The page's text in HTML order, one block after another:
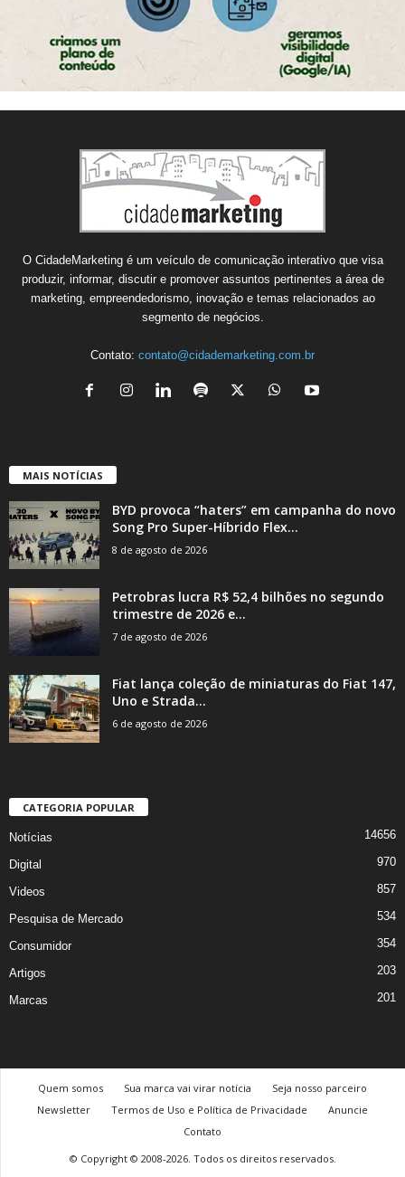
O CidadeMarketing é um veículo de comunicação interativo que visa
produzir, informar, discutir e promover assuntos pertinentes a área de
marketing, empreendedorismo, inovação e temas relacionados ao
segmento de negócios.
Contato: contato@cidademarketing.com.br
MAIS NOTÍCIAS
BYD provoca “haters” em campanha do novo
Song Pro Super-Híbrido Flex...
8 de agosto de 2026
Petrobras lucra R$ 52,4 bilhões no segundo
trimestre de 2026 e...
7 de agosto de 2026
Fiat lança coleção de miniaturas do Fiat 147,
Uno e Strada...
6 de agosto de 2026
CATEGORIA POPULAR
Notícias 14656
Digital 970
Videos 857
Pesquisa de Mercado 534
Consumidor 354
Artigos 203
Marcas 201
Quem somos Sua marca vai virar notícia
Seja nosso parceiro
Newsletter
Termos de Uso e Política de Privacidade
Anuncie
Contato
© Copyright © 2008-2026. Todos os direitos reservados.